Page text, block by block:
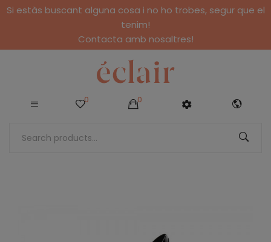
Si estàs buscant alguna cosa i no ho trobes, segur que el
tenim!
Contacta amb nosaltres!
0 0